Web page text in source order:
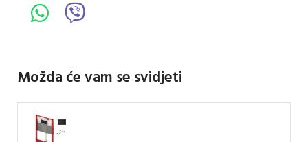
Možda će vam se svidjeti